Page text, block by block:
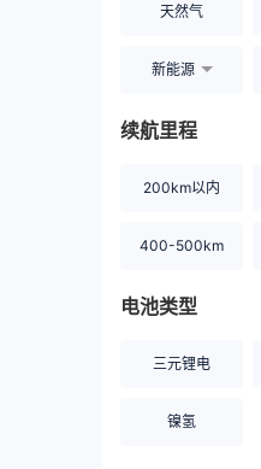
天然气
新能源
续航里程
200km以内
400-500km
电池类型
三元锂电
镍氢